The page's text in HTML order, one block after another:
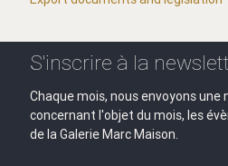
S'inscrire à la
Chaque mois, nous envoyons
concernant l'objet du mois, les
de la Galerie Marc Maison.